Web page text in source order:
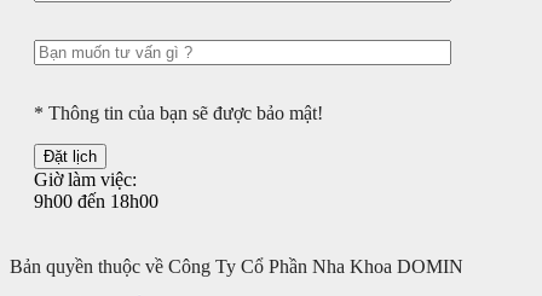
* Thông tin của bạn sẽ được bảo mật!
Giờ làm việc:
9h00 đến 18h00
Bản quyền thuộc về Công Ty Cổ Phần Nha Khoa DOMIN